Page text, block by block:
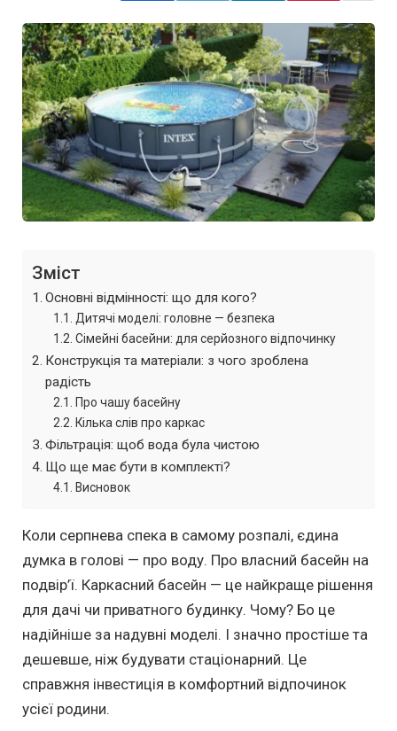
Зміст
Основні відмінності: що для кого?
Дитячі моделі: головне — безпека
Сімейні басейни: для серйозного відпочинку
Конструкція та матеріали: з чого зроблена
радість
Про чашу басейну
Кілька слів про каркас
Фільтрація: щоб вода була чистою
Що ще має бути в комплекті?
Висновок
Коли серпнева спека в самому розпалі, єдина
думка в голові — про воду. Про власний басейн на
подвір’ї. Каркасний басейн — це найкраще рішення
для дачі чи приватного будинку. Чому? Бо це
надійніше за надувні моделі. І значно простіше та
дешевше, ніж будувати стаціонарний. Це
справжня інвестиція в комфортний відпочинок
усієї родини.